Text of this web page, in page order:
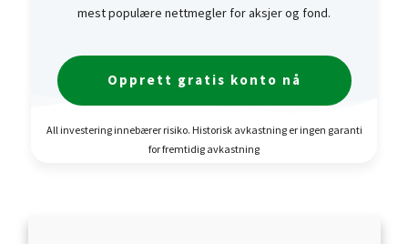
mest populære nettmegler for aksjer og fond.
Opprett gratis konto nå
All investering innebærer risiko. Historisk avkastning er ingen garanti
for fremtidig avkastning